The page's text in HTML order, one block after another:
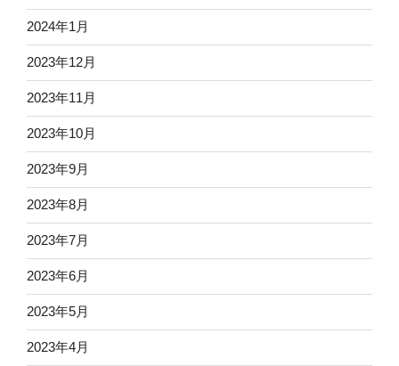
2024年1月
2023年12月
2023年11月
2023年10月
2023年9月
2023年8月
2023年7月
2023年6月
2023年5月
2023年4月